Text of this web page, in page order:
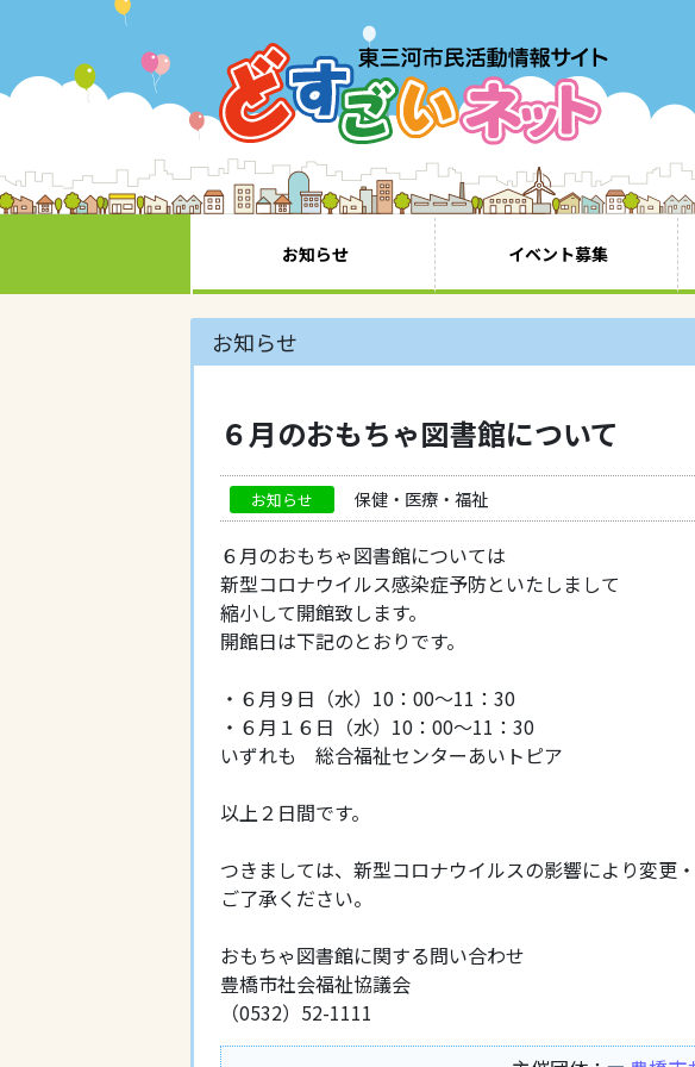
お知らせ イベント募集
お知らせ
６月のおもちゃ図書館について
お知らせ 保健・医療・福祉
６月のおもちゃ図書館については
新型コロナウイルス感染症予防といたしまして
縮小して開館致します。
開館日は下記のとおりです。
・６月９日（水）10：00～11：30
・６月１６日（水）10：00～11：30
いずれも 総合福祉センターあいトピア
以上２日間です。
つきましては、新型コロナウイルスの影響により変更
ご了承ください。
おもちゃ図書館に関する問い合わせ
豊橋市社会福祉協議会
（0532）52-1111